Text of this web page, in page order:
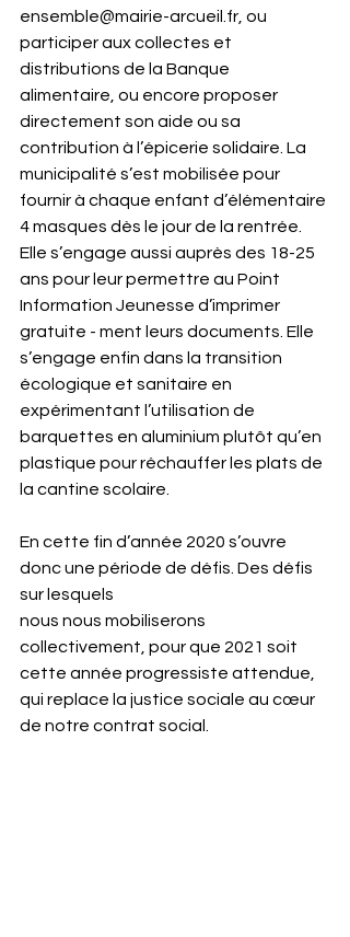
ensemble@mairie-arcueil.fr, ou
participer aux collectes et
distributions de la Banque
alimentaire, ou encore proposer
directement son aide ou sa
contribution à l’épicerie solidaire. La
municipalité s’est mobilisée pour
fournir à chaque enfant d’élémentaire
4 masques dès le jour de la rentrée.
Elle s’engage aussi auprès des 18-25
ans pour leur permettre au Point
Information Jeunesse d’imprimer
gratuite - ment leurs documents. Elle
s’engage enfin dans la transition
écologique et sanitaire en
expérimentant l’utilisation de
barquettes en aluminium plutôt qu’en
plastique pour réchauffer les plats de
la cantine scolaire.
En cette fin d’année 2020 s’ouvre
donc une période de défis. Des défis
sur lesquels
nous nous mobiliserons
collectivement, pour que 2021 soit
cette année progressiste attendue,
qui replace la justice sociale au cœur
de notre contrat social.